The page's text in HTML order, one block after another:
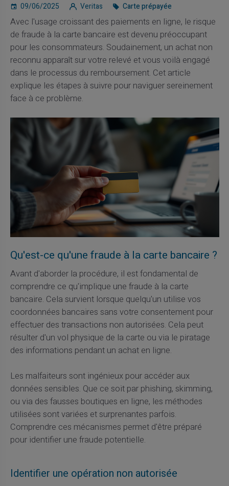
09/06/2025 Veritas Carte prépayée
Avec l'usage croissant des paiements en ligne, le risque
de fraude à la carte bancaire est devenu préoccupant
pour les consommateurs. Soudainement, un achat non
reconnu apparaît sur votre relevé et vous voilà engagé
dans le processus du remboursement. Cet article
explique les étapes à suivre pour naviguer sereinement
face à ce problème.
Qu'est-ce qu'une fraude à la carte bancaire ?
Avant d'aborder la procédure, il est fondamental de
comprendre ce qu'implique une fraude à la carte
bancaire. Cela survient lorsque quelqu'un utilise vos
coordonnées bancaires sans votre consentement pour
effectuer des transactions non autorisées. Cela peut
résulter d'un vol physique de la carte ou via le piratage
des informations pendant un achat en ligne.
Les malfaiteurs sont ingénieux pour accéder aux
données sensibles. Que ce soit par phishing, skimming,
ou via des fausses boutiques en ligne, les méthodes
utilisées sont variées et surprenantes parfois.
Comprendre ces mécanismes permet d'être préparé
pour identifier une fraude potentielle.
Identifier une opération non autorisée